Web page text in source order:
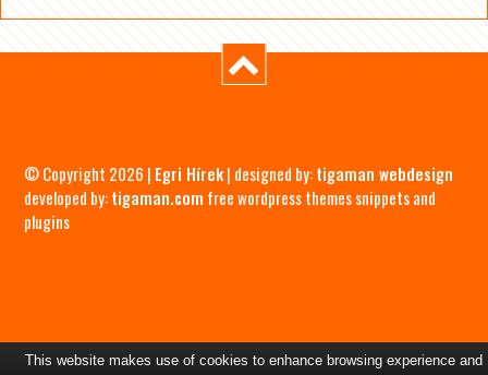
© Copyright 2026 | Egri Hírek| designed by:tigaman webdesign
developed by:tigaman.com free wordpress themes snippets and
plugins
This website makes use of cookies to enhance browsing experience and